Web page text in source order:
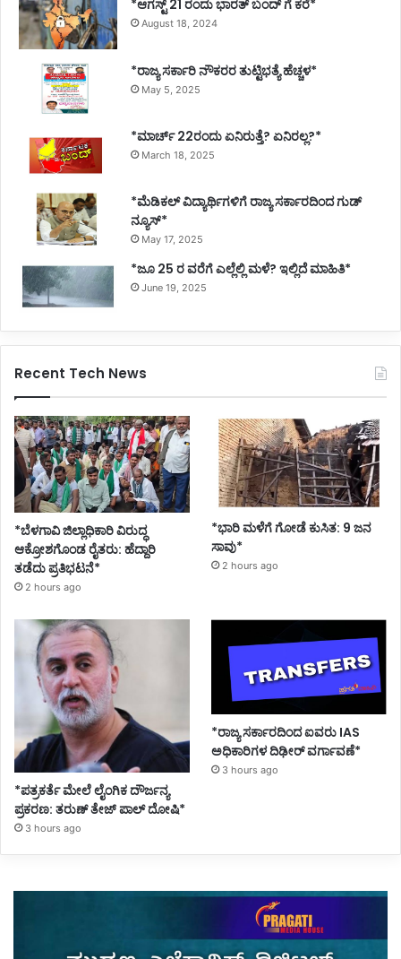
V
T
U
*ಆಗಸ್ಟ್ 21 ರಂದು ಭಾರತ್‌ ಬಂದ್‌ ಗೆ ಕರೆ*
August 18, 2024
*ರಾಜ್ಯ ಸರ್ಕಾರಿ ನೌಕರರ ತುಟ್ಟಿಭತ್ಯೆ ಹೆಚ್ಚಳ*
May 5, 2025
*ಮಾರ್ಚ್ 22ರಂದು ಏನಿರುತ್ತೆ? ಏನಿರಲ್ಲ?*
March 18, 2025
*ಮೆಡಿಕಲ್ ವಿದ್ಯಾರ್ಥಿಗಳಿಗೆ ರಾಜ್ಯ ಸರ್ಕಾರದಿಂದ ಗುಡ್
ನ್ಯೂಸ್*
May 17, 2025
*ಜೂ 25 ರ ವರೆಗೆ ಎಲ್ಲೆಲ್ಲಿ ಮಳೆ? ಇಲ್ಲಿದೆ ಮಾಹಿತಿ*
June 19, 2025
Recent Tech News
*ಬೆಳಗಾವಿ ಜಿಲ್ಲಾಧಿಕಾರಿ ವಿರುದ್ಧ
ಆಕ್ರೋಶಗೊಂಡ ರೈತರು: ಹೆದ್ದಾರಿ
ತಡೆದು ಪ್ರತಿಭಟನೆ*
2 hours ago
*ಭಾರಿ ಮಳೆಗೆ ಗೋಡೆ ಕುಸಿತ: 9 ಜನ
ಸಾವು*
2 hours ago
*ಪತ್ರಕರ್ತೆ ಮೇಲೆ ಲೈಂಗಿಕ ದೌರ್ಜನ್ಯ
ಪ್ರಕರಣ: ತರುಣ್ ತೇಜ್ ಪಾಲ್ ದೋಷಿ*
3 hours ago
*ರಾಜ್ಯ ಸರ್ಕಾರದಿಂದ ಐವರು IAS
ಅಧಿಕಾರಿಗಳ ದಿಢೀರ್ ವರ್ಗಾವಣೆ*
3 hours ago